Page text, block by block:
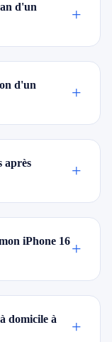
d'un
+
d'un
+
après
+
iPhone 16+
domicile à
+